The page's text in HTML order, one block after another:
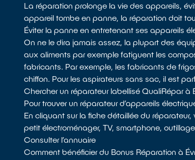
La réparation prolonge la vie des appareils,
appareil tombe en panne, la réparation doit
Éviter la panne en entretenant ses appareils
On ne le dira jamais assez, la plupart des
aux aliments par exemple fatiguent les
fabricants. Par exemple, les fabricants de
chiffon. Pour les aspirateurs sans sac, il est
Chercher un réparateur labellisé QualiRépar à
Pour trouver un réparateur d’appareils
En cliquant sur la fiche détaillée du
petit électroménager, TV, smartphone,
Consulter l’annuaire
Comment bénéficier du Bonus Réparation à